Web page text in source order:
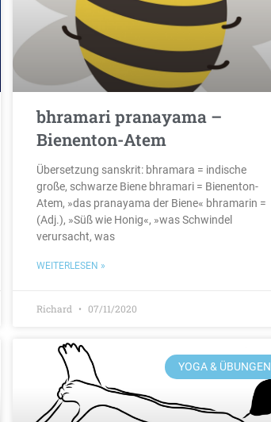
bhramari pranayama –
Bienenton-Atem
Übersetzung sanskrit: bhramara = indische
große, schwarze Biene bhramari = Bienenton-
Atem, »das pranayama der Biene« bhramarin =
(Adj.), »Süß wie Honig«, »was Schwindel
verursacht, was
WEITERLESEN »
Richard 07/11/2020
YOGA & ÜBUNGEN